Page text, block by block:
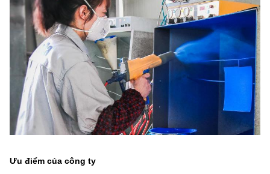
Ưu điểm của công ty